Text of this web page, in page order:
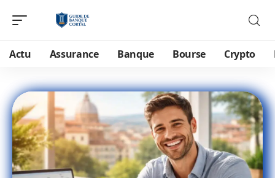
Actu Assurance Banque Bourse Crypto